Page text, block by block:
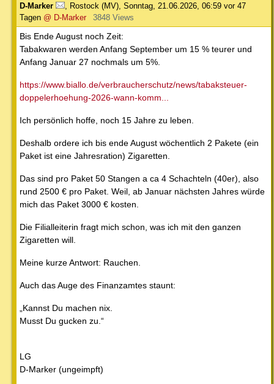
D-Marker Rostock (MV) Sonntag, 21.06.2026, 06:59 vor 47
Tagen @ D-Marker 3848 Views
Bis Ende August noch Zeit:
Tabakwaren werden Anfang September um 15 % teurer und
Anfang Januar 27 nochmals um 5%.
https://www.biallo.de/verbraucherschutz/news/tabaksteuer-
doppelerhoehung-2026-wann-komm...
Ich persönlich hoffe, noch 15 Jahre zu leben.
Deshalb ordere ich bis ende August wöchentlich 2 Pakete (ein
Paket ist eine Jahresration) Zigaretten.
Das sind pro Paket 50 Stangen a ca 4 Schachteln (40er), also
rund 2500 € pro Paket. Weil, ab Januar nächsten Jahres würde
mich das Paket 3000 € kosten.
Die Filialleiterin fragt mich schon, was ich mit den ganzen
Zigaretten will.
Meine kurze Antwort: Rauchen.
Auch das Auge des Finanzamtes staunt:
„Kannst Du machen nix.
Musst Du gucken zu.“
LG
D-Marker (ungeimpft)